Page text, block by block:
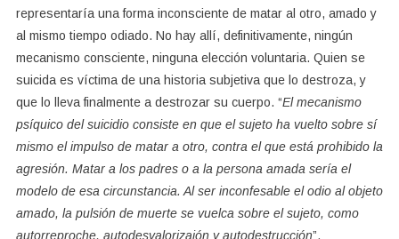
representaría una forma inconsciente de matar al otro, amado y
al mismo tiempo odiado. No hay allí, definitivamente, ningún
mecanismo consciente, ninguna elección voluntaria. Quien se
suicida es víctima de una historia subjetiva que lo destroza, y
que lo lleva finalmente a destrozar su cuerpo. “El mecanismo
psíquico del suicidio consiste en que el sujeto ha vuelto sobre sí
mismo el impulso de matar a otro, contra el que está prohibido la
agresión. Matar a los padres o a la persona amada sería el
modelo de esa circunstancia. Al ser inconfesable el odio al objeto
amado, la pulsión de muerte se vuelca sobre el sujeto, como
autorreproche, autodesvalorizaión y autodestrucción”,